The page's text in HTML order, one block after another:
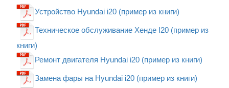
Устройство Hyundai i20 (пример из книги)
Техническое обслуживание Хенде I20 (пример из
книги)
Ремонт двигателя Hyundai i20 (пример из книги)
Замена фары на Hyundai i20 (пример из книги)